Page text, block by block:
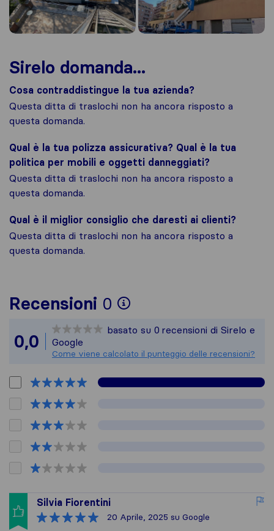
Sirelo domanda...
Cosa contraddistingue la tua azienda?
Questa ditta di traslochi non ha ancora risposto a
questa domanda.
Qual è la tua polizza assicurativa? Qual è la tua
politica per mobili e oggetti danneggiati?
Questa ditta di traslochi non ha ancora risposto a
questa domanda.
Qual è il miglior consiglio che daresti ai clienti?
Questa ditta di traslochi non ha ancora risposto a
questa domanda.
Recensioni 0
Per avere un
Tutte le recensioni
0,0
basato su 0 recensioni di Sirelo e
Google
Come viene calcolato il punteggio delle recensioni?
Silvia Fiorentini
20 Aprile, 2025 su Google